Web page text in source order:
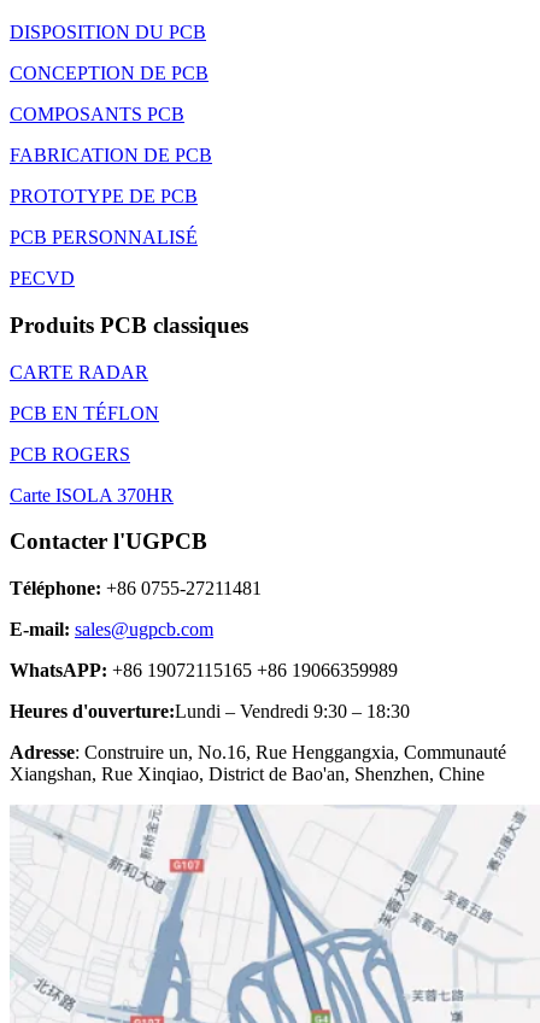
DISPOSITION DU PCB
CONCEPTION DE PCB
COMPOSANTS PCB
FABRICATION DE PCB
PROTOTYPE DE PCB
PCB PERSONNALISÉ
PECVD
Produits PCB classiques
CARTE RADAR
PCB EN TÉFLON
PCB ROGERS
Carte ISOLA 370HR
Contacter l'UGPCB
Téléphone: +86 0755-27211481
E-mail: sales@ugpcb.com
WhatsAPP: +86 19072115165 +86 19066359989
Heures d'ouverture:Lundi – Vendredi 9:30 – 18:30
Adresse: Construire un, No.16, Rue Henggangxia, Communauté
Xiangshan, Rue Xinqiao, District de Bao'an, Shenzhen, Chine